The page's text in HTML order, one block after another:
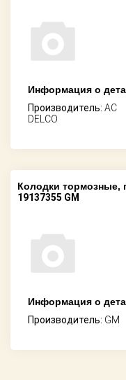
Информация о
Производитель: AC
DELCO
Колодки тормозные,
19137355 GM
Информация о
Производитель: GM